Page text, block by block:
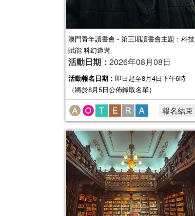
澳門青年讀書會 - 第三期讀書會主題：科技
賦能 科幻遨遊
活動日期： 2026年08月08日
活動報名日期： 即日起至8月4日下午6時
（將於8月5日公佈錄取名單）
報名結束